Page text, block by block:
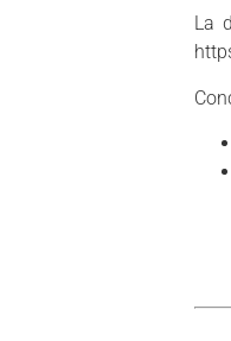
La